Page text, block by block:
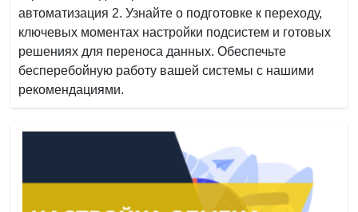
автоматизация 2. Узнайте о подготовке к переходу,
ключевых моментах настройки подсистем и готовых
решениях для переноса данных. Обеспечьте
бесперебойную работу вашей системы с нашими
рекомендациями.